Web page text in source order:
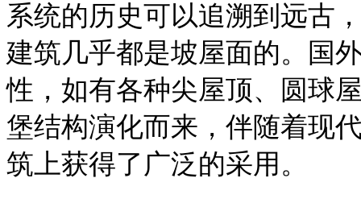
系统的历史可以追溯到远古
建筑几乎都是坡屋面的。国
性，如有各种尖屋顶、圆球
堡结构演化而来，伴随着现
筑上获得了广泛的采用。